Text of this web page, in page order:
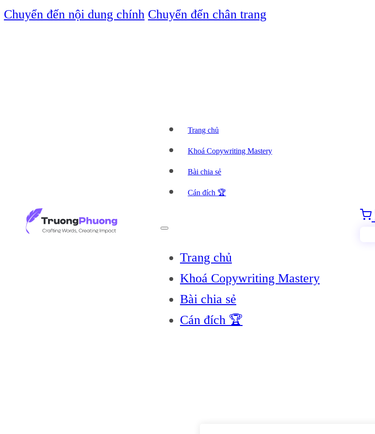
Chuyển đến nội dung chính Chuyển đến chân trang
Trang chủ
Khoá Copywriting Mastery
Bài chia sẻ
Cán đích 🏆
Trang chủ
Khoá Copywriting Mastery
Bài chia sẻ
Cán đích 🏆